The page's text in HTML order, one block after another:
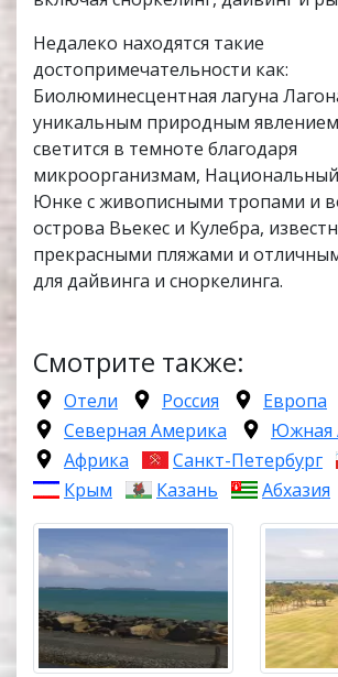
Недалеко находятся такие
достопримечательности как:
Биолюминесцентная лагуна
уникальным природным
светится в темноте благодаря
микроорганизмам, Национальный
Юнке с живописными тропами и
острова Вьекес и Кулебра,
прекрасными пляжами и
для дайвинга и сноркелинга.
Смотрите также:
Отели Россия Европа
Северная Америка
Южная
Африка
Санкт-Петербург
Крым
Казань Абхазия